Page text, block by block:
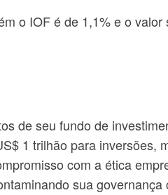
o IOF é de 1,1% e o
de seu fundo de
1 trilhão para inversões,
com a ética
sua governança